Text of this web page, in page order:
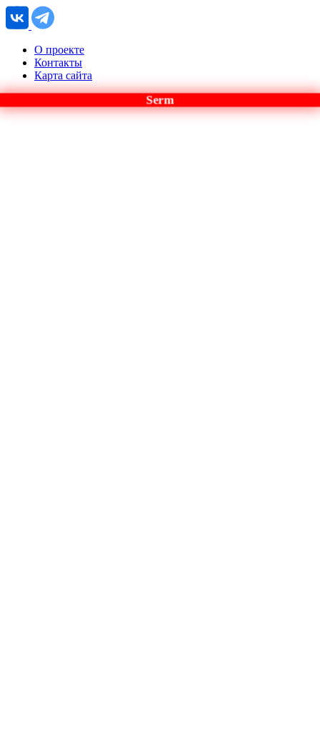
О проекте
Контакты
Карта сайта
Serm